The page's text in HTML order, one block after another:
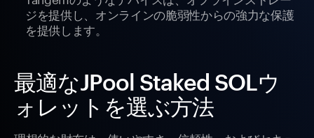
ジを提供し、オンラインの脆弱性からの強力な保護
を提供します。
最適なJPool Staked SOLウ
ォレットを選ぶ方法